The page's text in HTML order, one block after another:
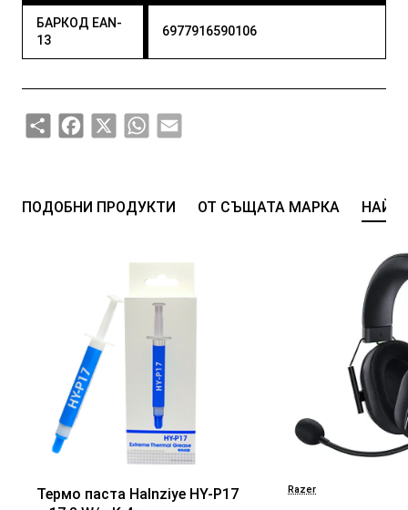
БАРКОД EAN-
13
6977916590106
ShareFacebook
X WhatsApp
Email
ПОДОБНИ ПРОДУКТИ ОТ СЪЩАТА МАРКА НАЙ-
БЕСТСЕЛЪР
Термо паста Halnziye HY-P17
Razer